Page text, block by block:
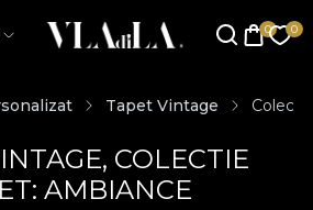
Tapet Vintage
COLECTIE
AMBIANCE